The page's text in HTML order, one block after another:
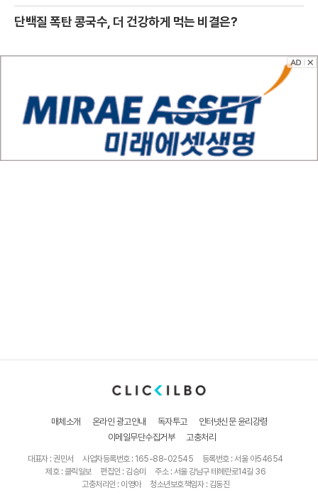
단백질 폭탄 콩국수, 더 건강하게 먹는 비결은?
매체소개 온라인 광고안내 독자투고
인터넷신문 윤리강령
이메일무단수집거부
고충처리
대표자 : 권민서 사업자등록번호 : 165-88-02545
등록번호 : 서울 아54654
제호 : 클릭일보
편집인 : 김승미
주소 : 서울 강남구 테헤란로14길 36
고충처리인 : 이영아
청소년보호책임자 : 김동진